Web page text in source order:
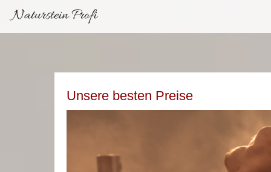
Naturstein Profi
Unsere besten Preise